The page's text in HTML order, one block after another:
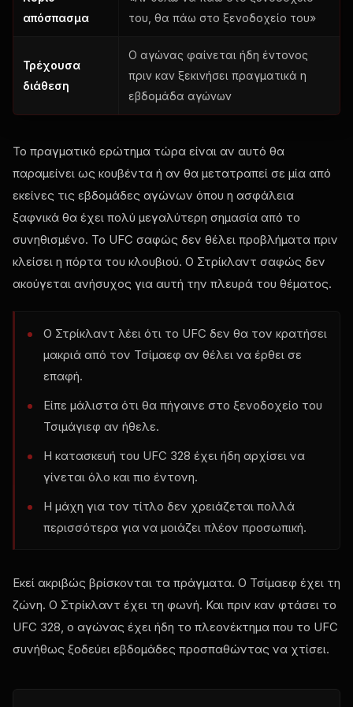
απόσπασμα
του, θα πάω στο ξενοδοχείο του»
Τρέχουσα
διάθεση
Ο αγώνας φαίνεται ήδη έντονος
πριν καν ξεκινήσει πραγματικά η
εβδομάδα αγώνων
Το πραγματικό ερώτημα τώρα είναι αν αυτό θα
παραμείνει ως κουβέντα ή αν θα μετατραπεί σε μία από
εκείνες τις εβδομάδες αγώνων όπου η ασφάλεια
ξαφνικά θα έχει πολύ μεγαλύτερη σημασία από το
συνηθισμένο. Το UFC σαφώς δεν θέλει προβλήματα πριν
κλείσει η πόρτα του κλουβιού. Ο Στρίκλαντ σαφώς δεν
ακούγεται ανήσυχος για αυτή την πλευρά του θέματος.
Ο Στρίκλαντ λέει ότι το UFC δεν θα τον κρατήσει
μακριά από τον Τσίμαεφ αν θέλει να έρθει σε
επαφή.
Είπε μάλιστα ότι θα πήγαινε στο ξενοδοχείο του
Τσιμάγιεφ αν ήθελε.
Η κατασκευή του UFC 328 έχει ήδη αρχίσει να
γίνεται όλο και πιο έντονη.
Η μάχη για τον τίτλο δεν χρειάζεται πολλά
περισσότερα για να μοιάζει πλέον προσωπική.
Εκεί ακριβώς βρίσκονται τα πράγματα. Ο Τσίμαεφ έχει τη
ζώνη. Ο Στρίκλαντ έχει τη φωνή. Και πριν καν φτάσει το
UFC 328, ο αγώνας έχει ήδη το πλεονέκτημα που το UFC
συνήθως ξοδεύει εβδομάδες προσπαθώντας να χτίσει.